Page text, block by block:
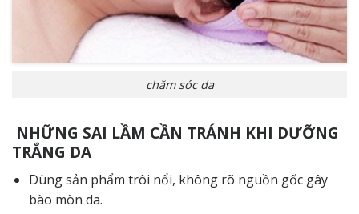
chăm sóc da
NHỮNG SAI LẦM CẦN TRÁNH KHI DƯỠNG
TRẮNG DA
Dùng sản phẩm trôi nổi, không rõ nguồn gốc gây
bào mòn da.